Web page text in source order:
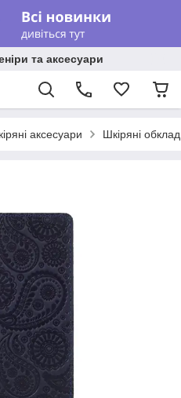
та аксесуари
аксесуари Шкіряні